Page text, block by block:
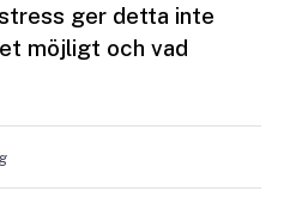
ger detta inte
möjligt och vad